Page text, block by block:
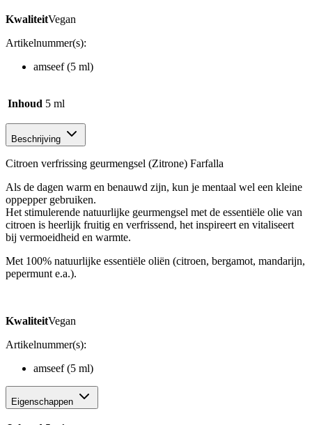
KwaliteitVegan
Artikelnummer(s):
amseef (5 ml)
Inhoud 5 ml
Beschrijving
Citroen verfrissing geurmengsel (Zitrone) Farfalla
Als de dagen warm en benauwd zijn, kun je mentaal wel een kleine
oppepper gebruiken.
Het stimulerende natuurlijke geurmengsel met de essentiële olie van
citroen is heerlijk fruitig en verfrissend, het inspireert en vitaliseert
bij vermoeidheid en warmte.
Met 100% natuurlijke essentiële oliën (citroen, bergamot, mandarijn,
pepermunt e.a.).
KwaliteitVegan
Artikelnummer(s):
amseef (5 ml)
Eigenschappen